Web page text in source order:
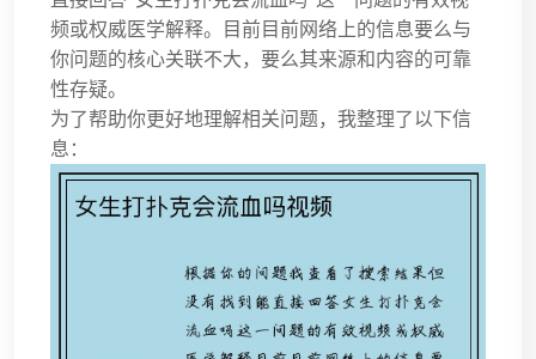
频或权威医学解释。目前目前网络上的信息要么与
你问题的核心关联不大，要么其来源和内容的可靠
性存疑。
为了帮助你更好地理解相关问题，我整理了以下信
息：